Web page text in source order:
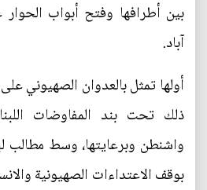
بين أطرافها وفتح أبواب الحوار
آباد.
أولها تمثل بالعدوان الصهيوني
ذلك تحت بند المفاوضات
واشنطن وبرعايتها، وسط مطالب
بوقف الاعتداءات الصهيونية